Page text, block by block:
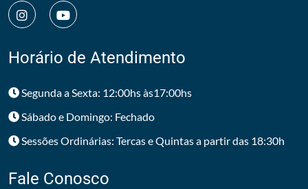
Horário de Atendimento
Segunda a Sexta: 12:00hs às17:00hs
Sábado e Domingo: Fechado
Sessões Ordinárias: Tercas e Quintas a partir das 18:30h
Fale Conosco